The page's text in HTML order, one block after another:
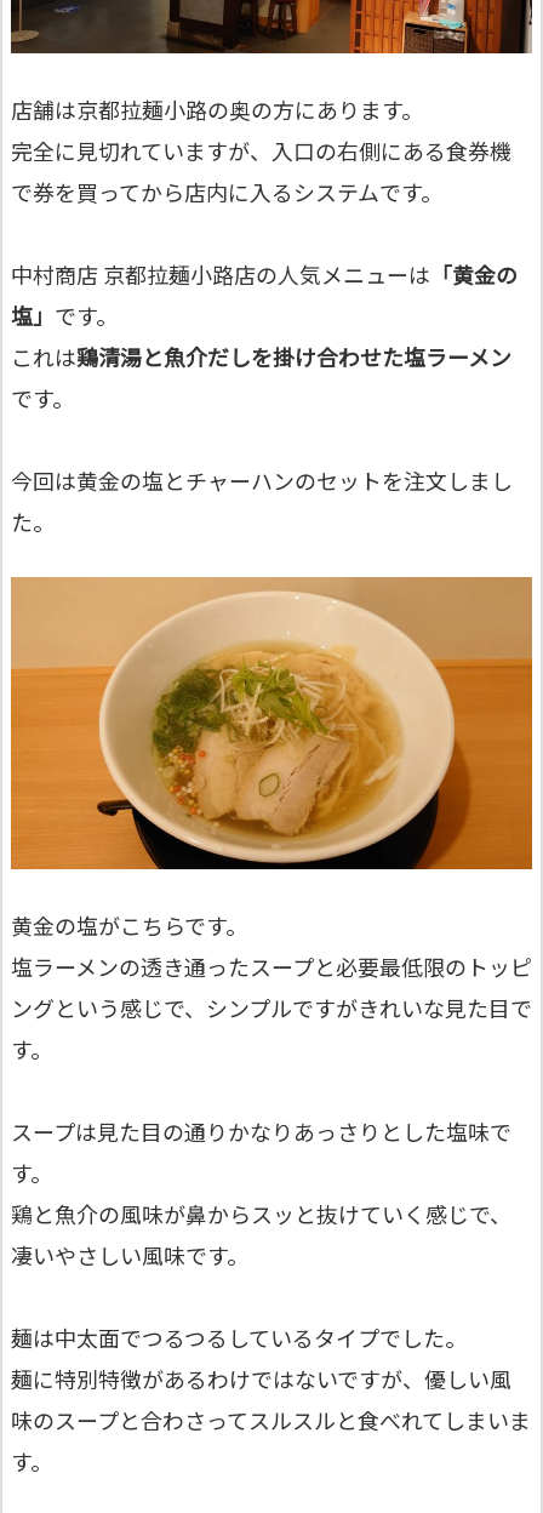
店舗は京都拉麺小路の奥の方にあります。
完全に見切れていますが、入口の右側にある食券機
で券を買ってから店内に入るシステムです。
中村商店 京都拉麺小路店の人気メニューは 「黄金の
塩」 です。
これは鶏清湯と魚介だしを掛け合わせた塩ラーメン
です。
今回は黄金の塩とチャーハンのセットを注文しまし
た。
黄金の塩がこちらです。
塩ラーメンの透き通ったスープと必要最低限のトッピ
ングという感じで、シンプルですがきれいな見た目で
す。
スープは見た目の通りかなりあっさりとした塩味で
す。
鶏と魚介の風味が鼻からスッと抜けていく感じで、
凄いやさしい風味です。
麺は中太面でつるつるしているタイプでした。
麺に特別特徴があるわけではないですが、優しい風
味のスープと合わさってスルスルと食べれてしまいま
す。